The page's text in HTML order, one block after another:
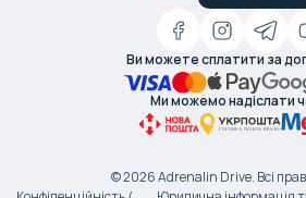
Ви можете сплатити за
Ми можемо надіслати
©2026Adrenalin Drive. Всі